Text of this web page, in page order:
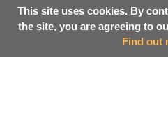
This site uses cookies. By
the site, you are agreeing to
Find out